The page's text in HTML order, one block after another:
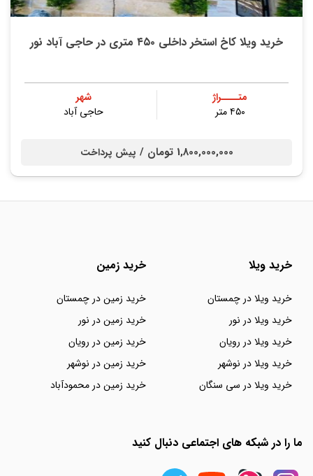
خرید ویلا کاخ استخر داخلی ۴۵۰ متری در حاجی آباد نور
متــــراژ
۴۵۰ متر
شهر
حاجی آباد
1,800,000,000 تومان / پیش پرداخت
خرید ویلا
خرید ویلا در چمستان
خرید ویلا در نور
خرید ویلا در رویان
خرید ویلا در نوشهر
خرید ویلا در سی سنگان
خرید زمین
خرید زمین در چمستان
خرید زمین در نور
خرید زمین در رویان
خرید زمین در نوشهر
خرید زمین در محمودآباد
ما را در شبکه های اجتماعی دنبال کنید